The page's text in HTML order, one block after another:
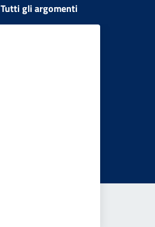
Tutti gli argomenti